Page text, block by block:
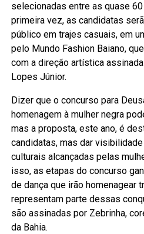
selecionadas entre as quase
primeira vez, as candidatas
público em trajes casuais, em
pelo Mundo Fashion Baiano,
com a direção artística
Lopes Júnior.
Dizer que o concurso para
homenagem à mulher negra
mas a proposta, este ano, é
candidatas, mas dar
culturais alcançadas pelas
isso, as etapas do concurso
de dança que irão homenagear
representam parte dessas
são assinadas por Zebrinha,
da Bahia.